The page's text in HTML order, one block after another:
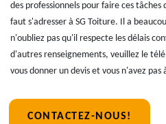
des professionnels pour faire ces tâches
faut s'adresser à SG Toiture. Il a
n'oubliez pas qu'il respecte les délais
d'autres renseignements, veuillez le
vous donner un devis et vous n'avez
CONTACTEZ-NOUS!